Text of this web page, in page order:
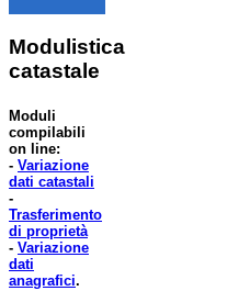
Modulistica
catastale
Moduli
compilabili
on line:
- Variazione
dati catastali
-
Trasferimento
di proprietà
- Variazione
dati
anagrafici.